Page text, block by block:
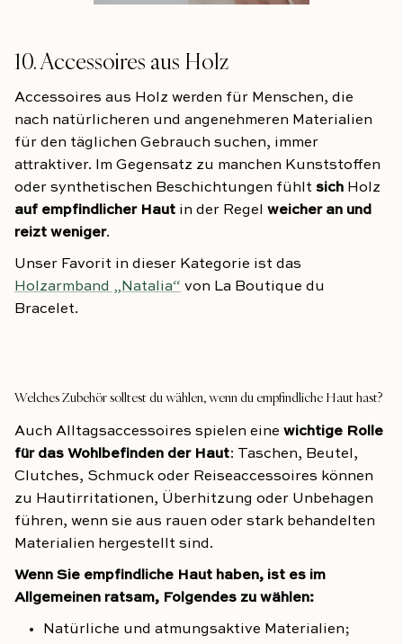
10. Accessoires aus Holz
Accessoires aus Holz werden für Menschen, die
nach natürlicheren und angenehmeren Materialien
für den täglichen Gebrauch suchen, immer
attraktiver. Im Gegensatz zu manchen Kunststoffen
oder synthetischen Beschichtungen fühlt sich Holz
auf empfindlicher Haut in der Regel weicher an und
reizt weniger.
Unser Favorit in dieser Kategorie ist das
Holzarmband „Natalia“ von La Boutique du
Bracelet.
Welches Zubehör solltest du wählen, wenn du empfindliche Haut hast?
Auch Alltagsaccessoires spielen eine wichtige Rolle
für das Wohlbefinden der Haut: Taschen, Beutel,
Clutches, Schmuck oder Reiseaccessoires können
zu Hautirritationen, Überhitzung oder Unbehagen
führen, wenn sie aus rauen oder stark behandelten
Materialien hergestellt sind.
Wenn Sie empfindliche Haut haben, ist es im
Allgemeinen ratsam, Folgendes zu wählen:
Natürliche und atmungsaktive Materialien;